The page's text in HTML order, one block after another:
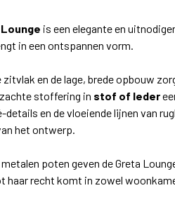
is een elegante en
in een ontspannen vorm.
zitvlak en de lage, brede opbouw
stoffering in stof of leder
en de vloeiende lijnen van
het ontwerp.
metalen poten geven de Greta
haar recht komt in zowel